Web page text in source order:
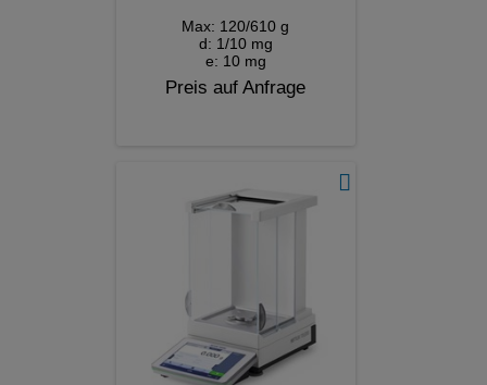
Max: 120/610 g
d: 1/10 mg
e: 10 mg
Preis auf Anfrage